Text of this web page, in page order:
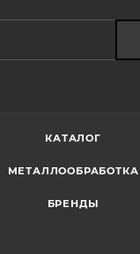
КАТАЛОГ
МЕТАЛЛООБРАБОТКА
БРЕНДЫ